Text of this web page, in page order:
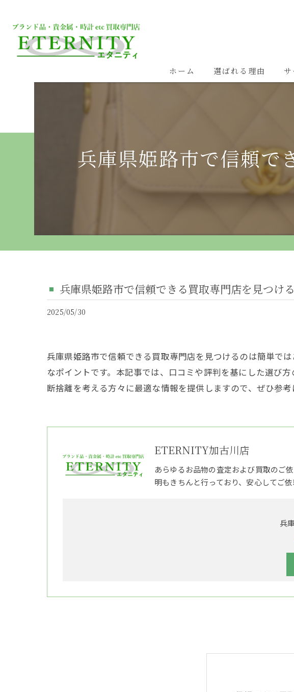
ホーム 選ばれる理由
兵庫県姫路市で信頼で
兵庫県姫路市で信頼できる買取専門店を見つけ
2025/05/30
兵庫県姫路市で信頼できる買取専門店を見つけるのは簡単で
なポイントです。本記事では、口コミや評判を基にした選び
断捨離を考える方々に最適な情報を提供しますので、ぜひ参考
ETERNITY加古川店
あらゆるお品物の査定および買取のご
明もきちんと行っており、安心してご
兵